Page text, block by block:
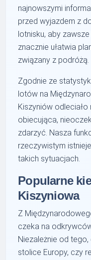
najnowszymi
przed wyjazdem z
lotnisku, aby
znacznie ułatwia
związany z podróżą.
Zgodnie ze
lotów na
Kiszyniów
obiecująca,
zdarzyć. Nasza
rzeczywistym
takich sytuacjach.
Popularne
Kiszyniowa
Z
czeka na
Niezależnie od
stolice Europy, czy